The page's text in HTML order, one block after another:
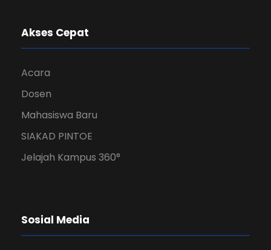
Akses Cepat
Acara
Dosen
Mahasiswa Baru
SIAKAD PINTOE
Jelajah Kampus 360°
Sosial Media